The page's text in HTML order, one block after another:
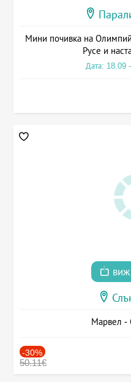
Мини почивка на
Русе и
Дата: 18.09
Марвел -
-30%
50.11€